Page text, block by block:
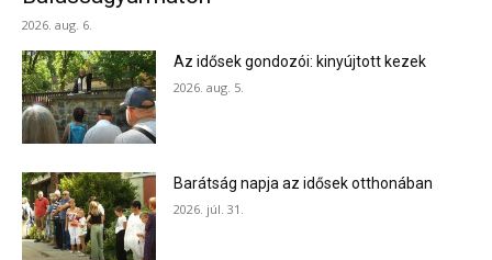
2026. aug. 6.
Az idősek gondozói: kinyújtott kezek
2026. aug. 5.
Barátság napja az idősek otthonában
2026. júl. 31.